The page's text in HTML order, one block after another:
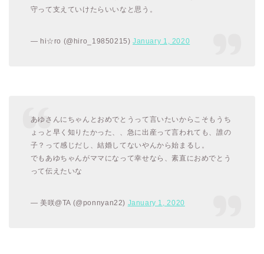
守って支えていけたらいいなと思う。
— hi☆ro (@hiro_19850215)January 1, 2020
あゆさんにちゃんとおめでとうって言いたいからこそもうち
ょっと早く知りたかった、、急に出産って言われても、誰の
子？って感じだし、結婚してないやんから始まるし。
でもあゆちゃんがママになって幸せなら、素直におめでとう
って伝えたいな
— 美咲@TA (@ponnyan22) January 1, 2020